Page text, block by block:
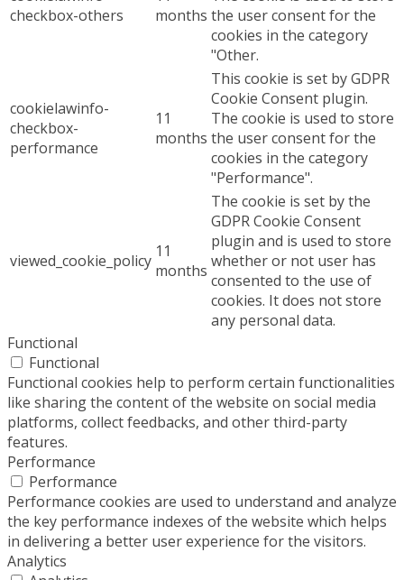
checkbox-others
months the user consent for the
cookies in the category
"Other.
cookielawinfo-
checkbox-
performance
11
months
This cookie is set by GDPR
Cookie Consent plugin.
The cookie is used to store
the user consent for the
cookies in the category
"Performance".
viewed_cookie_policy 11
months
The cookie is set by the
GDPR Cookie Consent
plugin and is used to store
whether or not user has
consented to the use of
cookies. It does not store
any personal data.
Functional
Functional
Functional cookies help to perform certain functionalities
like sharing the content of the website on social media
platforms, collect feedbacks, and other third-party
features.
Performance
Performance
Performance cookies are used to understand and analyze
the key performance indexes of the website which helps
in delivering a better user experience for the visitors.
Analytics